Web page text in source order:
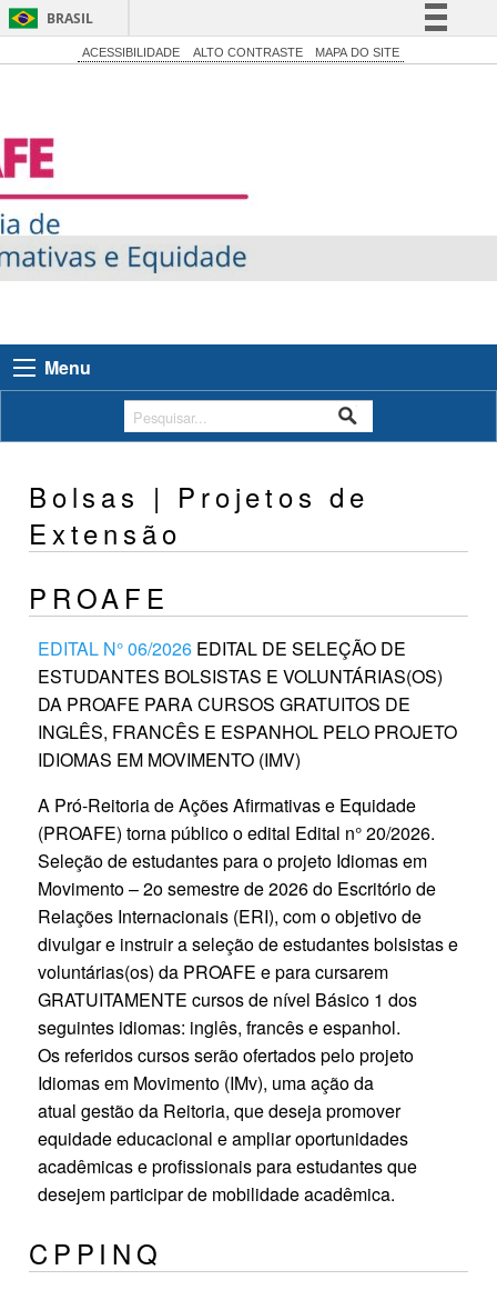
BRASIL
Simplifique!
ACESSIBILIDADE ALTO CONTRASTE MAPA DO SITE
Menu
Bolsas | Projetos de
Extensão
PROAFE
EDITAL N° 06/2026 EDITAL DE SELEÇÃO DE
ESTUDANTES BOLSISTAS E VOLUNTÁRIAS(OS)
DA PROAFE PARA CURSOS GRATUITOS DE
INGLÊS, FRANCÊS E ESPANHOL PELO PROJETO
IDIOMAS EM MOVIMENTO (IMV)
A Pró-Reitoria de Ações Afirmativas e Equidade
(PROAFE) torna público o edital Edital n° 20/2026.
Seleção de estudantes para o projeto Idiomas em
Movimento – 2o semestre de 2026 do Escritório de
Relações Internacionais (ERI), com o objetivo de
divulgar e instruir a seleção de estudantes bolsistas e
voluntárias(os) da PROAFE e para cursarem
GRATUITAMENTE cursos de nível Básico 1 dos
seguintes idiomas: inglês, francês e espanhol.
Os referidos cursos serão ofertados pelo projeto
Idiomas em Movimento (IMv), uma ação da
atual gestão da Reitoria, que deseja promover
equidade educacional e ampliar oportunidades
acadêmicas e profissionais para estudantes que
desejem participar de mobilidade acadêmica.
CPPINQ